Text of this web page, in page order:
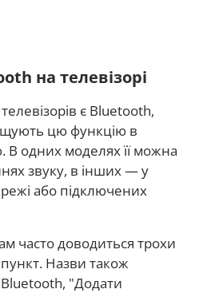
на телевізорі
є Bluetooth,
цю функцію в
В одних моделях її можна
звуку, в інших — у
або підключених
часто доводиться трохи
Назви також
Bluetooth, "Додати